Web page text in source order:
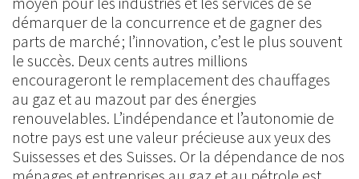
démarquer de la concurrence et de gagner des
parts de marché ; l’innovation, c’est le plus souvent
le succès. Deux cents autres millions
encourageront le remplacement des chauffages
au gaz et au mazout par des énergies
renouvelables. L’indépendance et l’autonomie de
notre pays est une valeur précieuse aux yeux des
Suissesses et des Suisses. Or la dépendance de nos